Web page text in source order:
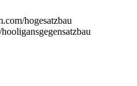
hogesatzbau